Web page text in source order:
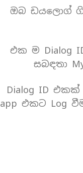
ඔබ ඩයලොග්
එක ම Dialog
සබඳතා
Dialog ID
app එකට Log